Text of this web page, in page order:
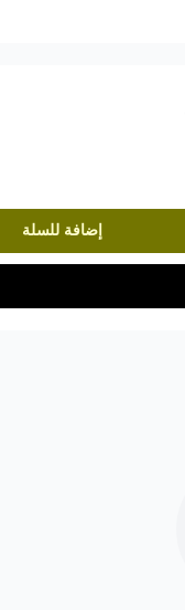
إضافة للسلة